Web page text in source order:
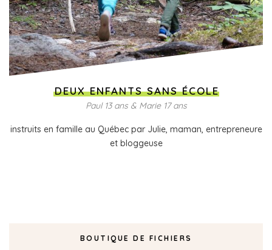
DEUX ENFANTS SANS ÉCOLE
Paul 13 ans & Marie 17 ans
instruits en famille au Québec par Julie, maman, entrepreneure
et bloggeuse
BOUTIQUE DE FICHIERS